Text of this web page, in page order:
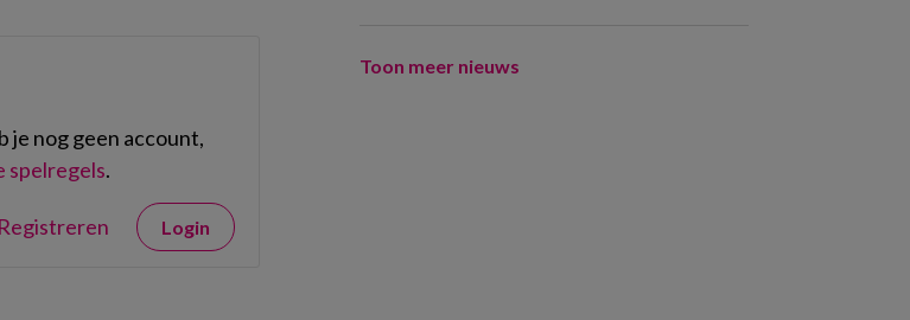
je nog geen account,
spelregels.
Registreren Login
Toon meer nieuws